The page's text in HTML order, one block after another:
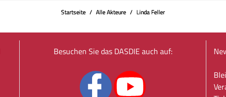
Startseite Alle Akteure Linda Feller
Besuchen Sie das DASDIE auch auf: